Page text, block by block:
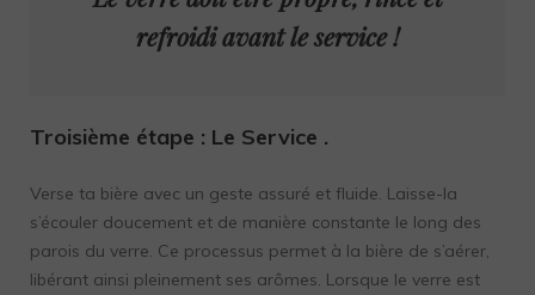
refroidi avant le service !
Troisième étape : Le Service .
Verse ta bière avec un geste assuré et fluide. Laisse-la
s’écouler doucement et de manière constante le long des
parois du verre. Ce processus permet à la bière de s’aérer,
libérant ainsi pleinement ses arômes. Lorsque le verre est